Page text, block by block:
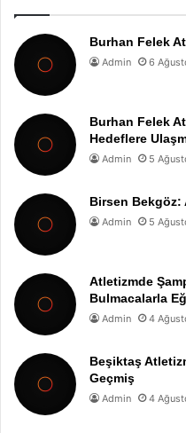
Burhan Felek
Admin 6
Burhan Felek
Hedeflere
Admin 5
Birsen Bekgöz:
Admin 5
Atletizmde
Bulmacalarla
Admin 4
Beşiktaş
Geçmiş
Admin 4